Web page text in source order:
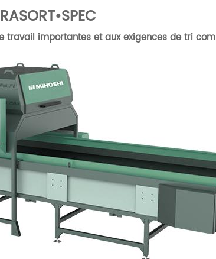
travail importantes et aux exigences de tri